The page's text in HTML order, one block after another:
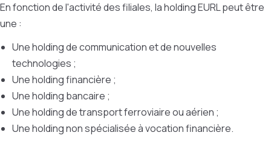
En fonction de l'activité des filiales, la holding EURL peut être
une :
Une holding de communication et de nouvelles
technologies ;
Une holding financière ;
Une holding bancaire ;
Une holding de transport ferroviaire ou aérien ;
Une holding non spécialisée à vocation financière.